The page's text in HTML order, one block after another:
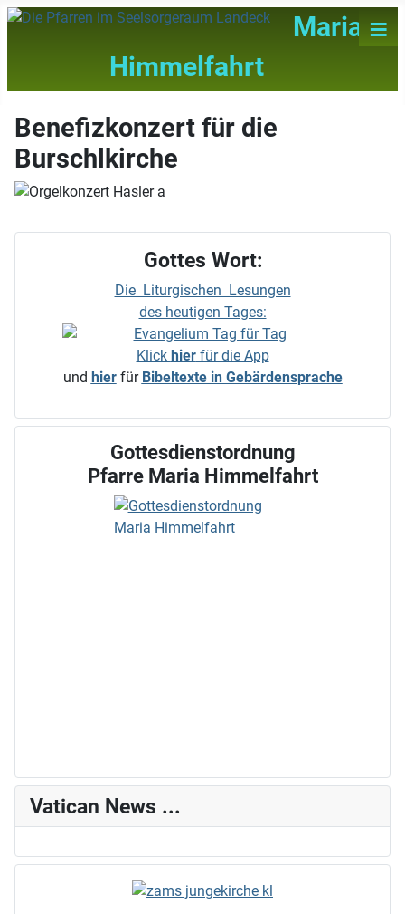
Maria
Himmelfahrt
≡
Benefizkonzert für die
Burschlkirche
Gottes Wort:
Die Liturgischen Lesungen
des heutigen Tages:
Klick hierfür die App
und hier für Bibeltexte in Gebärdensprache
Gottesdienstordnung
Pfarre Maria Himmelfahrt
Vatican News ...